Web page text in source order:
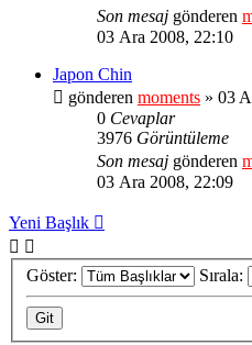
Son mesaj gönderen
03 Ara 2008, 22:10
Japon Chin
gönderen moments » 03
0 Cevaplar
3976 Görüntüleme
Son mesaj gönderen
03 Ara 2008, 22:09
Yeni Başlık
Göster: Sırala: